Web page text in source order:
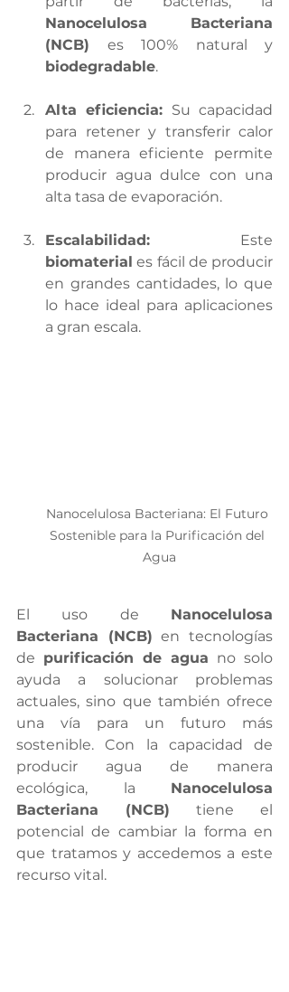
Nanocelulosa Bacteriana
(NCB)
biodegradable.
Alta eficiencia: Su capacidad
para retener y transferir calor
de manera eficiente permite
producir agua dulce con una
alta tasa de evaporación.
Escalabilidad:
biomaterial es fácil de producir
en grandes cantidades, lo que
lo hace ideal para aplicaciones
a gran escala.
Nanocelulosa Bacteriana: El Futuro
Sostenible para la Purificación del
Agua
El uso de Nanocelulosa
Bacteriana (NCB) en tecnologías
de purificación de agua no solo
ayuda a solucionar problemas
actuales, sino que también ofrece
una vía para un futuro más
sostenible. Con la capacidad de
producir agua de manera
ecológica, la Nanocelulosa
Bacteriana (NCB) tiene el
potencial de cambiar la forma en
que tratamos y accedemos a este
recurso vital.